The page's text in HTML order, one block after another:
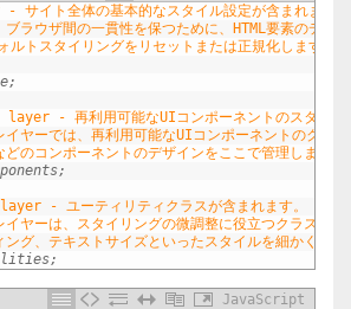
イト全体の基本的なスタイル設定が含まれます。
ブラウザ間の一貫性を保つために、HTML要素のデ
ルトスタイリングをリセットまたは正規化します。
- 再利用可能なUIコンポーネントのスタイル
イヤーでは、再利用可能なUIコンポーネントのクラ
どのコンポーネントのデザインをここで管理します
- ユーティリティクラスが含まれます。
イヤーは、スタイリングの微調整に役立つクラスを
ング、テキストサイズといったスタイルを細かく調
JavaScript